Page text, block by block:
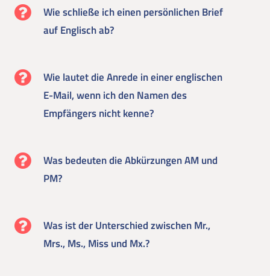
Wie schließe ich einen persönlichen Brief
auf Englisch ab?
Wie lautet die Anrede in einer englischen
E-Mail, wenn ich den Namen des
Empfängers nicht kenne?
Was bedeuten die Abkürzungen AM und
PM?
Was ist der Unterschied zwischen Mr.,
Mrs., Ms., Miss und Mx.?